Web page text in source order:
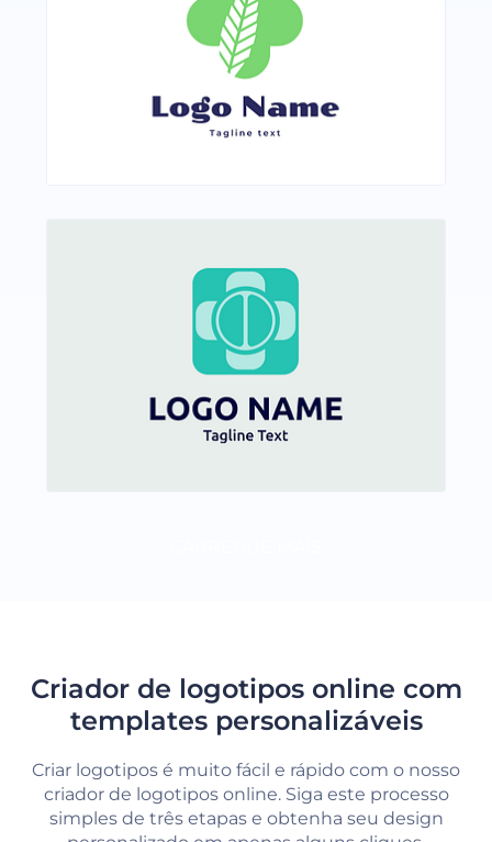
Criador de logotipos online com
templates personalizáveis
Criar logotipos é muito fácil e rápido com o nosso
criador de logotipos online. Siga este processo
simples de três etapas e obtenha seu design